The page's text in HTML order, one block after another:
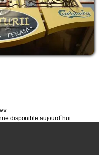
disponible aujourd`hui.